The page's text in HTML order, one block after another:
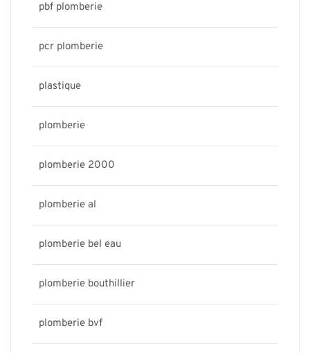
pbf plomberie
pcr plomberie
plastique
plomberie
plomberie 2000
plomberie al
plomberie bel eau
plomberie bouthillier
plomberie bvf